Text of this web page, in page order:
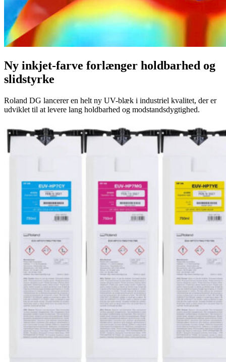
Ny inkjet-farve forlænger holdbarhed og
slidstyrke
Roland DG lancerer en helt ny UV-blæk i industriel kvalitet, der er
udviklet til at levere lang holdbarhed og modstandsdygtighed.